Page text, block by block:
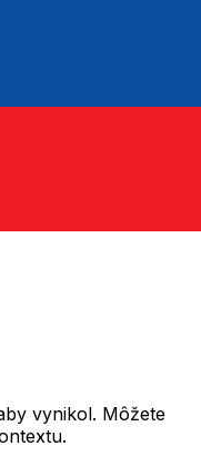
vynikol. Môžete